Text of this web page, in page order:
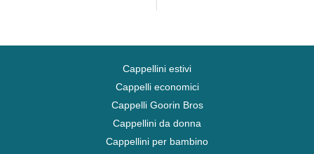
Cappellini estivi
Cappelli economici
Cappelli Goorin Bros
Cappellini da donna
Cappellini per bambino